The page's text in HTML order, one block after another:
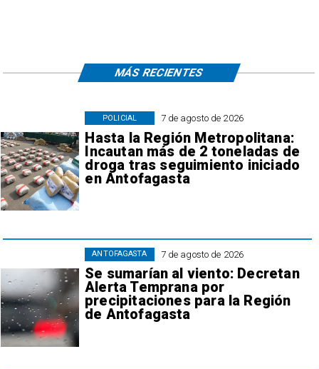
7 de agosto de 2026
Hasta la Región Metropolitana:
Incautan más de 2 toneladas de
droga tras seguimiento iniciado
en Antofagasta
POLICIAL
7 de agosto de 2026
Se sumarían al viento: Decretan
Alerta Temprana por
precipitaciones para la Región
de Antofagasta
ANTOFAGASTA
MÁS RECIENTES